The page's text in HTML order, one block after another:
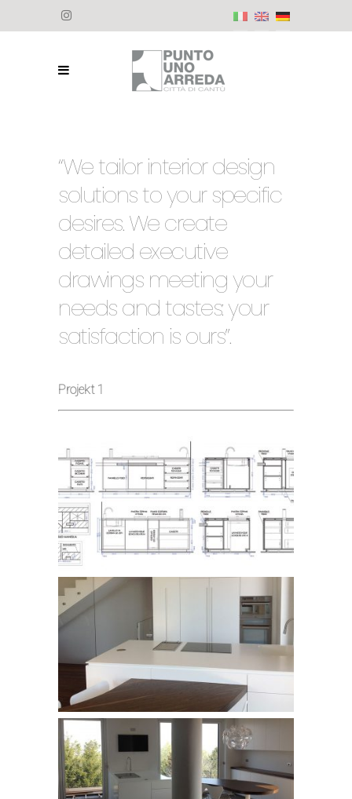
“We tailor interior design
solutions to your specific
desires. We create
detailed executive
drawings meeting your
needs and tastes: your
satisfaction is ours”.
Projekt 1